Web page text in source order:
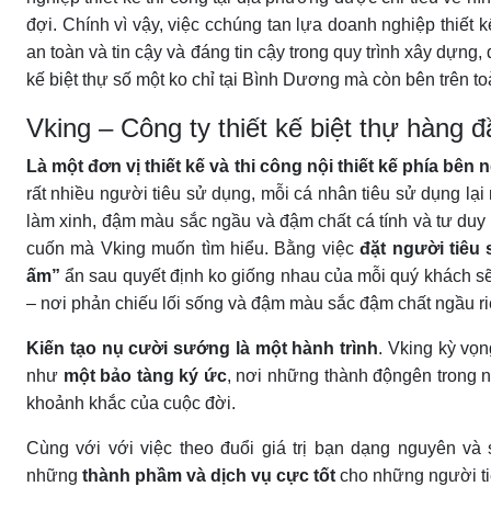
đợi. Chính vì vậy, việc cchúng tan lựa doanh nghiệp thiết
an toàn và tin cậy và đáng tin cậy trong quy trình xây
kế biệt thự số một ko chỉ tại Bình Dương mà còn bên trên
Vking – Công ty thiết kế biệt thự hàng
Là một đơn vị thiết kế và thi công nội thiết kế phía bên
rất nhiều người tiêu sử dụng, mỗi cá nhân tiêu sử dụng
làm xinh, đậm màu sắc ngầu và đậm chất cá tính và tư
cuốn mà Vking muốn tìm hiểu. Bằng việcđặt người tiêu
ấm” ẩn sau quyết định ko giống nhau của mỗi quý khách
– nơi phản chiếu lối sống và đậm màu sắc đậm chất ngầu
Kiến tạo nụ cười sướng là một hành trình. Vking kỳ
như một bảo tàng ký ức, nơi những thành độngên trong
khoảnh khắc của cuộc đời.
Cùng với với việc theo đuổi giá trị bạn dạng nguyên
những thành phầm và dịch vụ cực tốt cho những người